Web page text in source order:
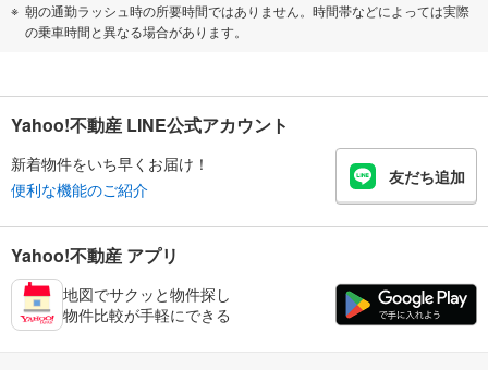
朝の通勤ラッシュ時の所要時間ではありません。時間帯などによっては実際
の乗車時間と異なる場合があります。
Yahoo!不動産 LINE公式アカウント
新着物件をいち早くお届け！
便利な機能のご紹介
友だち追加
Yahoo!不動産 アプリ
地図でサクッと物件探し
物件比較が手軽にできる